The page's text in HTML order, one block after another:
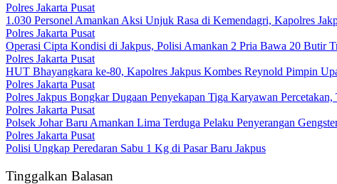
Polres Jakarta Pusat
1.030 Personel Amankan Aksi Unjuk Rasa di Kemendagri, Kapolres
Polres Jakarta Pusat
Operasi Cipta Kondisi di Jakpus, Polisi Amankan 2 Pria Bawa 20 Butir
Polres Jakarta Pusat
HUT Bhayangkara ke-80, Kapolres Jakpus Kombes Reynold Pimpin
Polres Jakarta Pusat
Polres Jakpus Bongkar Dugaan Penyekapan Tiga Karyawan
Polres Jakarta Pusat
Polsek Johar Baru Amankan Lima Terduga Pelaku Penyerangan
Polres Jakarta Pusat
Polisi Ungkap Peredaran Sabu 1 Kg di Pasar Baru Jakpus
Tinggalkan Balasan